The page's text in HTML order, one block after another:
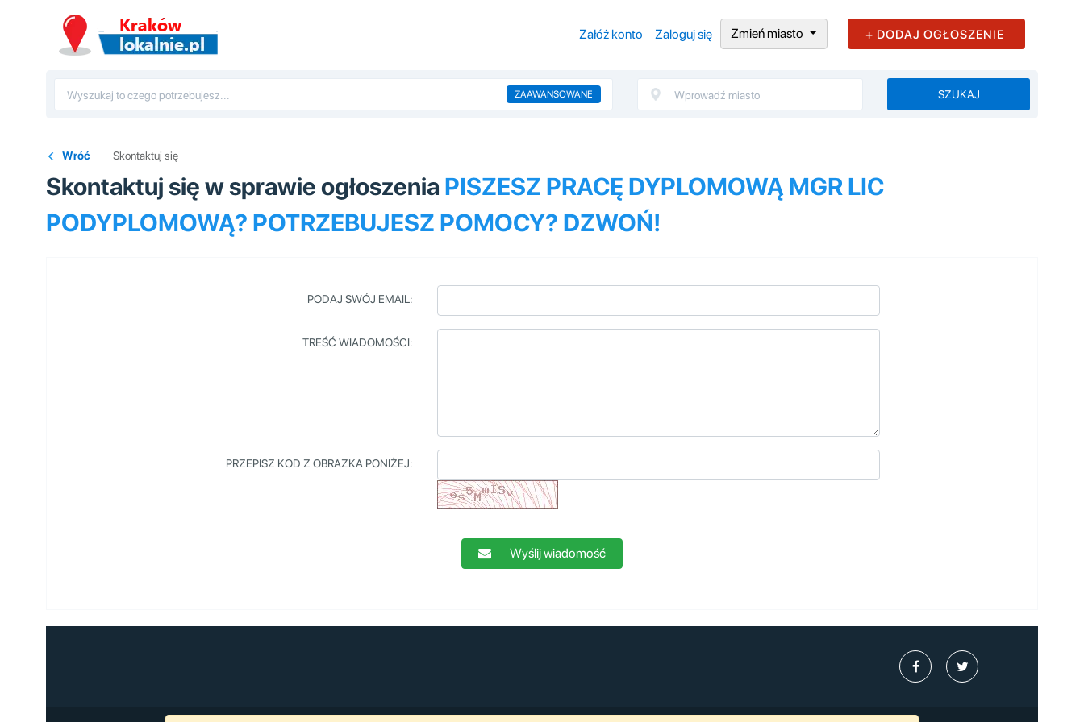
Załóż konto Zaloguj się Zmień miasto + DODAJ OGŁOSZENIE
ZAAWANSOWANE SZUKAJ
Wróć Skontaktuj się
Skontaktuj się w sprawie ogłoszenia PISZESZ PRACĘ DYPLOMOWĄ MGR LIC
PODYPLOMOWĄ? POTRZEBUJESZ POMOCY? DZWOŃ!
PODAJ SWÓJ EMAIL:
TREŚĆ WIADOMOŚCI:
PRZEPISZ KOD Z OBRAZKA PONIŻEJ:
Wyślij wiadomość